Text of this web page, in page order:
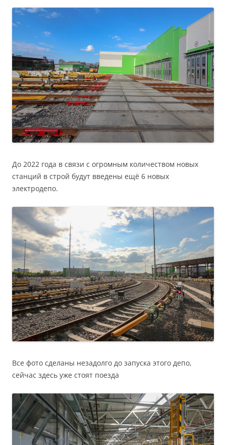
До 2022 года в связи с огромным количеством новых
станций в строй будут введены ещё 6 новых
электродепо.
Все фото сделаны незадолго до запуска этого депо,
сейчас здесь уже стоят поезда